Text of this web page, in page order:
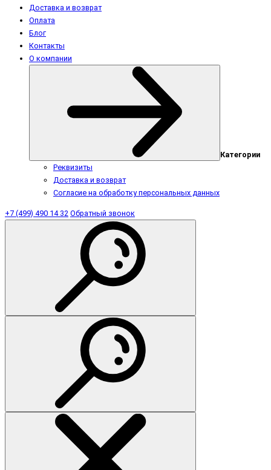
Доставка и возврат
Оплата
Блог
Контакты
О компании
Категории
Реквизиты
Доставка и возврат
Согласие на обработку персональных данных
+7 (499) 490 14 32 Обратный звонок